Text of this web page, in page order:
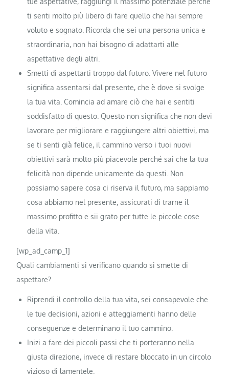
ti senti molto più libero di fare quello che hai sempre
voluto e sognato. Ricorda che sei una persona unica e
straordinaria, non hai bisogno di adattarti alle
aspettative degli altri.
Smetti di aspettarti troppo dal futuro. Vivere nel futuro
significa assentarsi dal presente, che è dove si svolge
la tua vita. Comincia ad amare ciò che hai e sentiti
soddisfatto di questo. Questo non significa che non devi
lavorare per migliorare e raggiungere altri obiettivi, ma
se ti senti già felice, il cammino verso i tuoi nuovi
obiettivi sarà molto più piacevole perché sai che la tua
felicità non dipende unicamente da questi. Non
possiamo sapere cosa ci riserva il futuro, ma sappiamo
cosa abbiamo nel presente, assicurati di trarne il
massimo profitto e sii grato per tutte le piccole cose
della vita.
[wp_ad_camp_1]
Quali cambiamenti si verificano quando si smette di
aspettare?
Riprendi il controllo della tua vita, sei consapevole che
le tue decisioni, azioni e atteggiamenti hanno delle
conseguenze e determinano il tuo cammino.
Inizi a fare dei piccoli passi che ti porteranno nella
giusta direzione, invece di restare bloccato in un circolo
vizioso di lamentele.